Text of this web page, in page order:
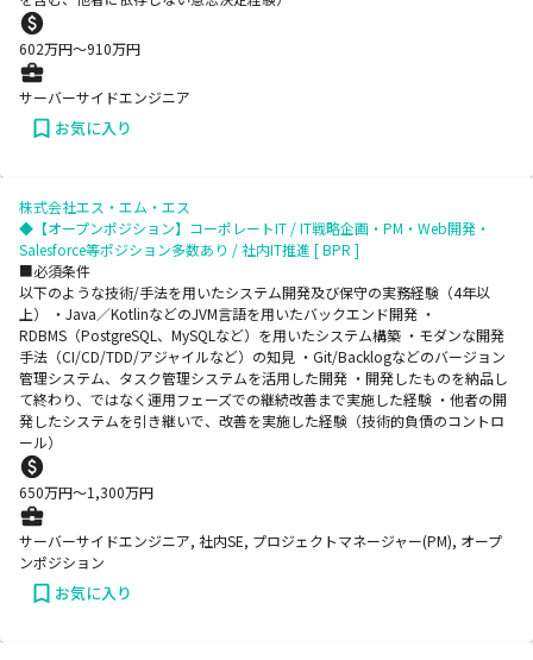
602万円〜910万円
サーバーサイドエンジニア
お気に入り
株式会社エス・エム・エス
◆【オープンポジション】コーポレートIT / IT戦略企画・PM・Web開発・
Salesforce等ポジション多数あり / 社内IT推進 [ BPR ]
■必須条件
以下のような技術/手法を用いたシステム開発及び保守の実務経験（4年以
上） ・Java／KotlinなどのJVM言語を用いたバックエンド開発 ・
RDBMS（PostgreSQL、MySQLなど）を用いたシステム構築 ・モダンな開発
手法（CI/CD/TDD/アジャイルなど）の知見 ・Git/Backlogなどのバージョン
管理システム、タスク管理システムを活用した開発 ・開発したものを納品し
て終わり、ではなく運用フェーズでの継続改善まで実施した経験 ・他者の開
発したシステムを引き継いで、改善を実施した経験（技術的負債のコントロ
ール）
650万円〜1,300万円
サーバーサイドエンジニア, 社内SE, プロジェクトマネージャー(PM), オープ
ンポジション
お気に入り